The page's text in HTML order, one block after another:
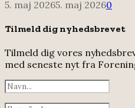
5. maj 20265. maj 20260
Tilmeld dig nyhedsbrevet
Tilmeld dig vores
med seneste nyt fra